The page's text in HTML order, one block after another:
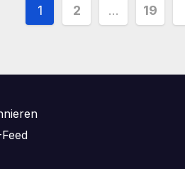
Beiträge
1 2 … 19